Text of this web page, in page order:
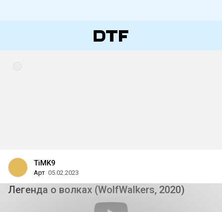
TiMK9
Арт 05.02.2023
Легенда о волках (WolfWalkers, 2020)